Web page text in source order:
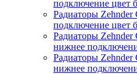
подключение цвет
Радиаторы Zehnder
подключение цвет
Радиаторы Zehnder
нижнее
Радиаторы Zehnder
нижнее